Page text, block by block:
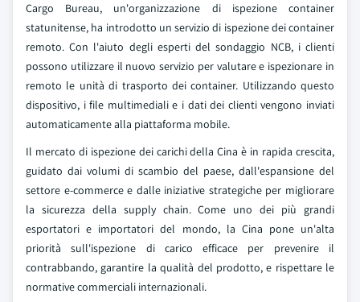
Cargo Bureau, un'organizzazione di ispezione container
statunitense, ha introdotto un servizio di ispezione dei container
remoto. Con l'aiuto degli esperti del sondaggio NCB, i clienti
possono utilizzare il nuovo servizio per valutare e ispezionare in
remoto le unità di trasporto dei container. Utilizzando questo
dispositivo, i file multimediali e i dati dei clienti vengono inviati
automaticamente alla piattaforma mobile.
Il mercato di ispezione dei carichi della Cina è in rapida crescita,
guidato dai volumi di scambio del paese, dall'espansione del
settore e-commerce e dalle iniziative strategiche per migliorare
la sicurezza della supply chain. Come uno dei più grandi
esportatori e importatori del mondo, la Cina pone un'alta
priorità sull'ispezione di carico efficace per prevenire il
contrabbando, garantire la qualità del prodotto, e rispettare le
normative commerciali internazionali.